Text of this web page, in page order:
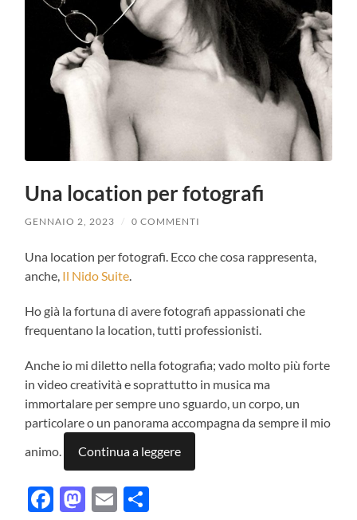
Una location per fotografi
GENNAIO 2, 2023 / 0 COMMENTI
Una location per fotografi. Ecco che cosa rappresenta,
anche, Il Nido Suite.
Ho già la fortuna di avere fotografi appassionati che
frequentano la location, tutti professionisti.
Anche io mi diletto nella fotografia; vado molto più forte
in video creatività e soprattutto in musica ma
immortalare per sempre uno sguardo, un corpo, un
particolare o un panorama accompagna da sempre il mio
animo.
Continua a leggere
Facebook
Mastodon
Email